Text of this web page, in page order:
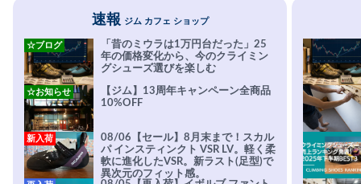
速報 ジム カフェ ショップ
「昔のミウラは1万円台だった」25
年の価格変化から、今のクライミン
グシューズ選びを楽しむ
☆ブログ
【ジム】13周年キャンペーン全商品
10%OFF
☆お知らせ
08/06【セール】8月末まで！スカル
パ インスティンクト VSR LV。軽く柔
軟に進化したVSR。新ラスト(足型)で
異次元のフィット感。
新入荷